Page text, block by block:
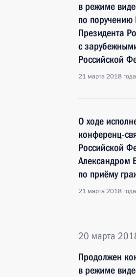
в режиме
по поручению
Президента
с
Российской
21 марта 2018
О ходе
конференц-
Российской
Александром
по приёму
21 марта 2018
20 марта
Продолжен
в режиме